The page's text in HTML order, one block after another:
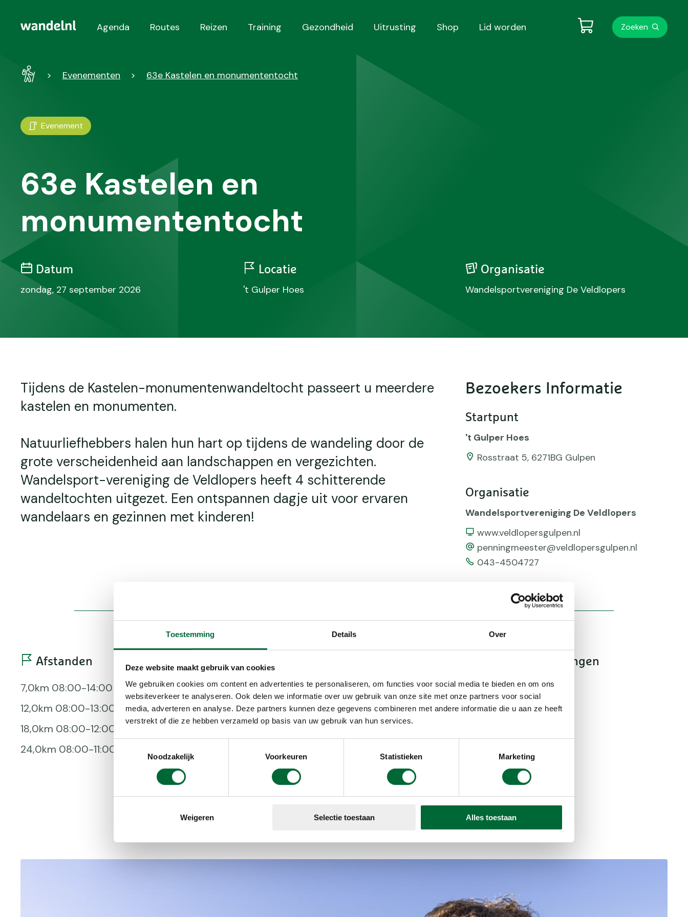
Toestemming Details Over
Deze website maakt gebruik van cookies
We gebruiken cookies om content en advertenties te personaliseren, om functies voor social media te bieden en om ons
websiteverkeer te analyseren. Ook delen we informatie over uw gebruik van onze site met onze partners voor social
media, adverteren en analyse. Deze partners kunnen deze gegevens combineren met andere informatie die u aan ze heeft
verstrekt of die ze hebben verzameld op basis van uw gebruik van hun services.
Toestemmingsselectie
Noodzakelijk
Voorkeuren Statistieken Marketing
Weigeren Selectie toestaan Alles toestaan
Hoofdnavigatie
Agenda Routes Reizen Training Gezondheid Uitrusting Shop Lid worden Zoeken
WandelEvenementen 63e Kastelen en monumententocht
Evenement
63e Kastelen en
monumententocht
Datum
zondag, 27 september 2026
Locatie
't Gulper Hoes
Organisatie
Wandelsportvereniging De Veldlopers
Tijdens de Kastelen-monumentenwandeltocht passeert u meerdere
kastelen en monumenten.
Natuurliefhebbers halen hun hart op tijdens de wandeling door de
grote verscheidenheid aan landschappen en vergezichten.
Wandelsport-vereniging de Veldlopers heeft 4 schitterende
wandeltochten uitgezet. Een ontspannen dagje uit voor ervaren
wandelaars en gezinnen met kinderen!
Bezoekers Informatie
Startpunt
't Gulper Hoes
Rosstraat 5, 6271BG Gulpen
Organisatie
Wandelsportvereniging De Veldlopers
Website
www.veldlopersgulpen.nl
emailpenningmeester@veldlopersgulpen.nl
Telefoonnummer
043-4504727
Afstanden
7,0km 08:00-14:00 uur
12,0km 08:00-13:00 uur
18,0km 08:00-12:00 uur
24,0km 08:00-11:00 uur
Bereikbaarheid
Bus
AED
Bepijld
Beloningen
Stempel